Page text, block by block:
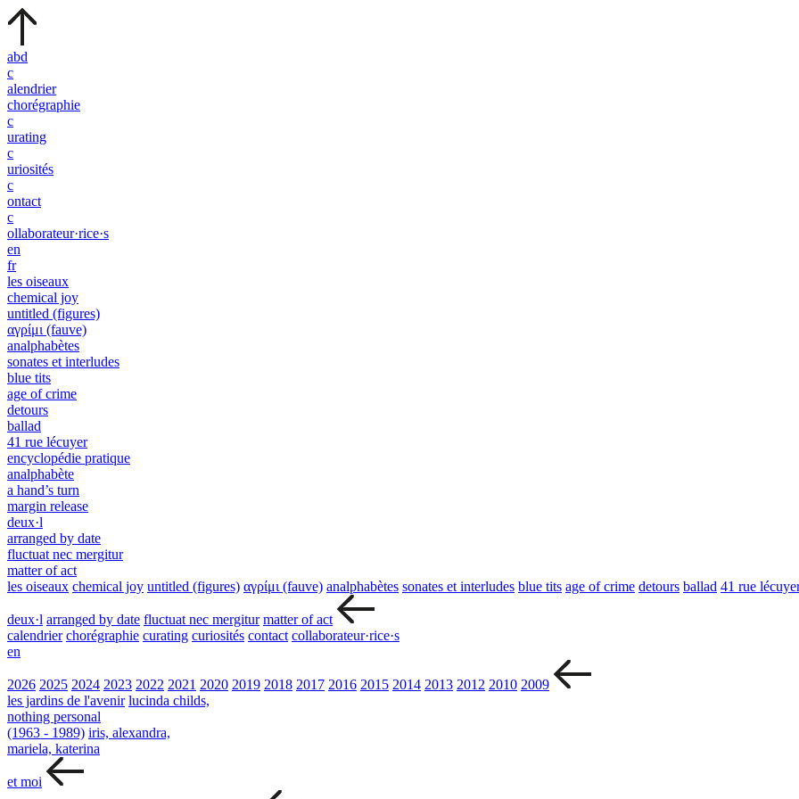
abd
c
alendrier
chorégraphie
c
urating
c
uriosités
c
ontact
c
ollaborateur·rice·s
en
fr
les oiseaux
chemical joy
untitled (figures)
αγρίμι (fauve)
analphabètes
sonates et interludes
blue tits
age of crime
detours
ballad
41 rue lécuyer
encyclopédie pratique
analphabète
a hand’s turn
margin release
deux·l
arranged by date
fluctuat nec mergitur
matter of act
les oiseaux chemical joy untitled (figures) αγρίμι (fauve) analphabètes sonates et interludes blue tits age of crime detours ballad 41 rue
deux·l arranged by date fluctuat nec mergitur matter of act
calendrier chorégraphie curating curiosités contact collaborateur·rice·s
en
2026 2025 2024 2023 2022 2021 2020 2019 2018 2017 2016 2015 2014 2013 2012 2010 2009
les jardins de l'avenir lucinda childs,
nothing personal
(1963 - 1989) iris, alexandra,
mariela, katerina
et moi